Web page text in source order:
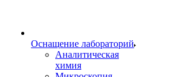
Оснащение лабораторий
Аналитическая
химия